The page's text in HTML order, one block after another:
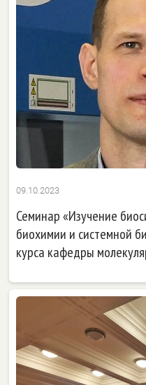
09.10.2023
Семинар «Изучение
биохимии и системной
курса кафедры